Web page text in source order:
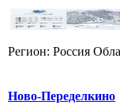
Регион: Россия
Ново-Переделкино